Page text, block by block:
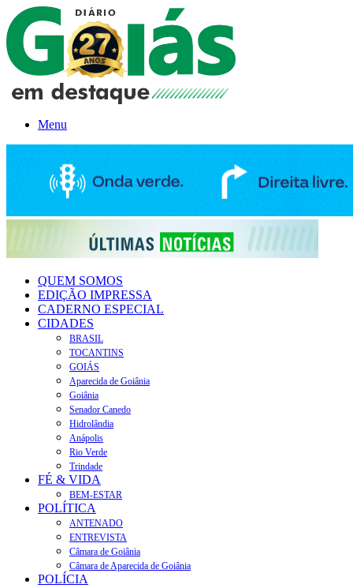
Menu
QUEM SOMOS
EDIÇÃO IMPRESSA
CADERNO ESPECIAL
CIDADES
BRASIL
TOCANTINS
GOIÁS
Aparecida de Goiânia
Goiânia
Senador Canedo
Hidrolândia
Anápolis
Rio Verde
Trindade
FÉ & VIDA
BEM-ESTAR
POLÍTICA
ANTENADO
ENTREVISTA
Câmara de Goiânia
Câmara de Aparecida de Goiânia
POLÍCIA